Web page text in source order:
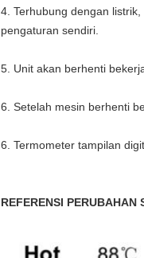
4. Terhubung dengan
pengaturan sendiri.
5. Unit akan berhenti
6. Setelah mesin berhenti
6. Termometer tampilan
REFERENSI PERUBAHAN